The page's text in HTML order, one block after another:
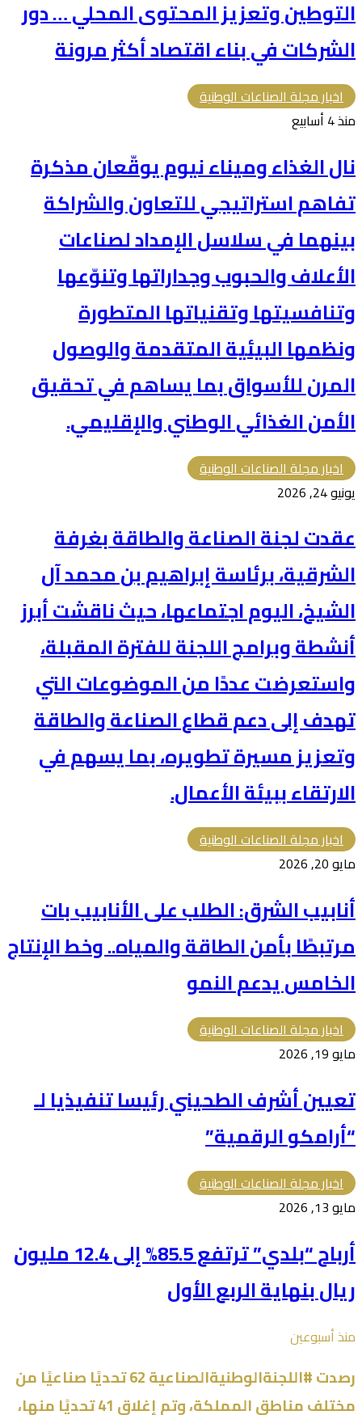
التوطين وتعزيز المحتوى المحلي … دور
الشركات في بناء اقتصاد أكثر مرونة
اخبار مجلة الصناعات الوطنية
منذ 4 أسابيع
نال الغذاء وميناء نيوم يوقّعان مذكرة
تفاهم استراتيجي للتعاون والشراكة
بينهما في سلاسل الإمداد لصناعات
الأعلاف والحبوب وجداراتها وتنوّعها
وتنافسيتها وتقنياتها المتطورة
ونظمها البيئية المتقدمة والوصول
المرن للأسواق بما يساهم في تحقيق
الأمن الغذائي الوطني والإقليمي.
اخبار مجلة الصناعات الوطنية
يونيو 24, 2026
عقدت لجنة الصناعة والطاقة بغرفة
الشرقية، برئاسة إبراهيم بن محمد آل
الشيخ، اليوم اجتماعها، حيث ناقشت أبرز
أنشطة وبرامج اللجنة للفترة المقبلة،
واستعرضت عددًا من الموضوعات التي
تهدف إلى دعم قطاع الصناعة والطاقة
وتعزيز مسيرة تطويره، بما يسهم في
الارتقاء ببيئة الأعمال.
اخبار مجلة الصناعات الوطنية
مايو 20, 2026
أنابيب الشرق: الطلب على الأنابيب بات
مرتبطًا بأمن الطاقة والمياه.. وخط الإنتاج
الخامس يدعم النمو
اخبار مجلة الصناعات الوطنية
مايو 19, 2026
تعيين أشرف الطحيني رئيسا تنفيذيا لـ
“أرامكو الرقمية”
اخبار مجلة الصناعات الوطنية
مايو 13, 2026
أرباح “بلدي” ترتفع 85.5% إلى 12.4 مليون
ريال بنهاية الربع الأول
منذ أسبوعين
رصدت #اللجنةالوطنيةالصناعية 62 تحديًا صناعيًا من
مختلف مناطق المملكة، وتم إغلاق 41 تحديًا منها،